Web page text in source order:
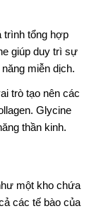
trình tổng hợp
giúp duy trì sự
miễn dịch.
trò tạo nên các
Glycine
thần kinh.
một kho chứa
các tế bào của